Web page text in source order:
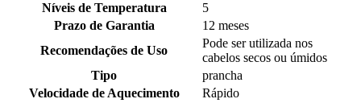
Níveis de Temperatura
5
Prazo de Garantia
12 meses
Recomendações de Uso
Pode ser utilizada nos
cabelos secos ou úmidos
Tipo
prancha
Velocidade de Aquecimento
Rápido